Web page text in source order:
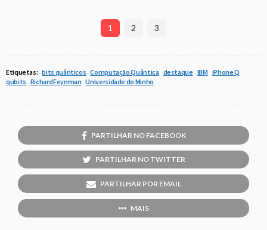
1 2 3
Etiquetas: bits quânticos Computação Quântica destaque IBM iPhone Q
qubits Richard Feynman Universidade do Minho
PARTILHAR NO FACEBOOK
PARTILHAR NO TWITTER
PARTILHAR POR EMAIL
MAIS